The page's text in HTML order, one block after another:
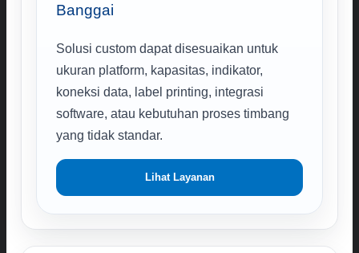
Banggai
Solusi custom dapat disesuaikan untuk
ukuran platform, kapasitas, indikator,
koneksi data, label printing, integrasi
software, atau kebutuhan proses timbang
yang tidak standar.
Lihat Layanan